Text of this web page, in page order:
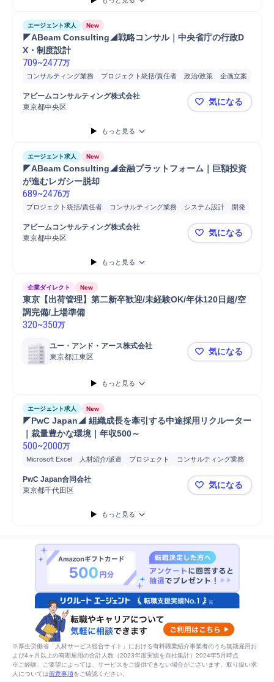
エージェント求人 New
◤ABeam Consulting◢戦略コンサル｜中央省庁の行政D
X・制度設計
709~2477万
コンサルティング業務 プロジェクト統括/責任者 政治/政策
企画立案
政策企画/立案 開発
アビームコンサルティング株式会社
東京都中央区
◤ABeam
気になる
もっと見る
エージェント求人 New
◤ABeam Consulting◢金融プラットフォーム｜巨額投資
が進むレガシー脱却
689~2476万
プロジェクト統括/責任者 コンサルティング業務 システム設計
開発
システム開発
アビームコンサルティング株式会社
東京都中央区
◤ABeam
気になる
もっと見る
企業ダイレクト New
東京【出荷管理】第二新卒歓迎/未経験OK/年休120日超/空
調完備/上場準備
320~350万
ユー・アンド・アース株式会社
東京都江東区
東京【出荷
気になる
もっと見る
エージェント求人 New
◤PwC Japan◢ 組織成長を牽引する中途採用リクルーター
｜裁量豊かな環境｜年収500～
500~2000万
Microsoft Excel 人材紹介/派遣 プロジェクト
コンサルティング業務
マネジメント
パートナー
ブランディング
人材紹介 分析
戦略立案
PwC Japan合同会社
東京都千代田区
◤PwC
気になる
もっと見る
※厚生労働省「人材サービス総合サイト」における有料職業紹介事業者のうち無期雇用お
よび4ヶ月以上の有期雇用の合計人数（2023年度実績を自社集計）2024年5月時点
※ご経験、ご要望によっては、サービスをご提供できない場合がございます。取り扱い求
人については留意事項をご確認ください。